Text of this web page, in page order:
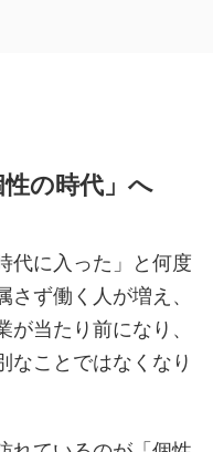
性の時代」へ
代に入った」と何度
ず働く人が増え、
当たり前になり、
なことではなくなり